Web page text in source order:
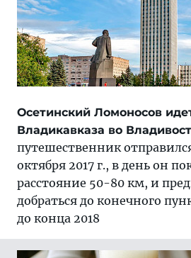
Осетинский Ломоносов
Владикавказа во
путешественник
октября 2017 г., в день он
расстояние 50-80 км, и
добраться до конечного
до конца 2018